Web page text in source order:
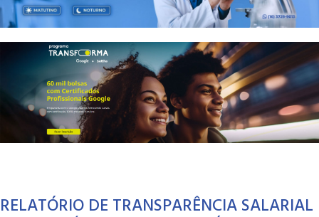
RELATÓRIO DE TRANSPARÊNCIA SALARIAL